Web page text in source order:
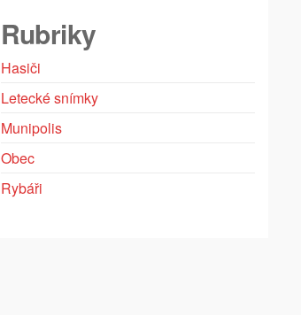
Rubriky
Hasiči
Letecké snímky
Munipolis
Obec
Rybáři